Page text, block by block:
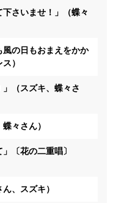
下さいませ！」（蝶々
風の日もおまえをかか
）
」（スズキ、蝶々さ
々さん）
〔花の二重唱〕
、スズキ）